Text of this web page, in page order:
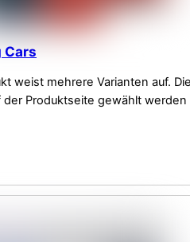
Cars
weist mehrere Varianten auf.
Produktseite gewählt werden